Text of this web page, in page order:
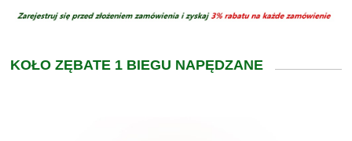
KOŁO ZĘBATE 1 BIEGU NAPĘDZANE